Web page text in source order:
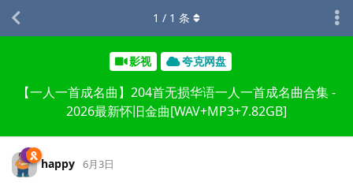
影视 夸克网盘
【一人一首成名曲】204首无损华语一人一首成名曲合集 -
2026最新怀旧金曲[WAV+MP3+7.82GB]
1 / 1 条
happy 6月3日